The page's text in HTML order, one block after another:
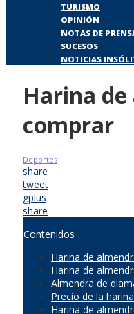
TURISMO
OPINIÓN
NOTAS DE
SUCESOS
NOTICIAS
Harina
comprar
Deportes
share
tweet
gplus
share
Contenidos
Harina de
Harina de
Almendra de
Precio de la
Harina de